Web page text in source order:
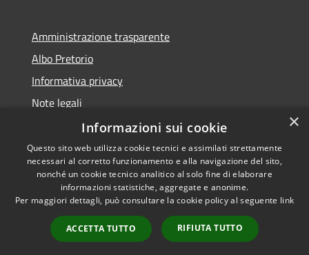
Amministrazione trasparente
Albo Pretorio
Informativa privacy
Note legali
Dichiarazione di accessibilità
RSS
Accessibilità
Copyright © 2026 • Comune di
Municipium•
Accesso
redazione
×
Informazioni sui cookie
Questo sito web utilizza cookie tecnici e assimilati strettamente
necessari al corretto funzionamento e alla navigazione del sito,
nonché un cookie tecnico analitico al solo fine di elaborare
informazioni statistiche, aggregate e anonime.
Per maggiori dettagli, può consultare la cookie policy al seguente link
ACCETTA TUTTO RIFIUTA TUTTO